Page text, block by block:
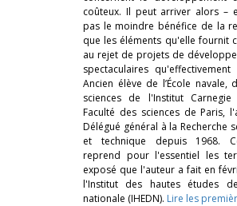
coûteux. Il peut arriver alors –
pas le moindre bénéfice de la
que les éléments qu'elle fournit
au rejet de projets de
spectaculaires qu'effectivement
Ancien élève de l’École navale,
sciences de l'Institut
Faculté des sciences de Paris,
Délégué général à la Recherche
et technique depuis 1968.
reprend pour l'essentiel les
exposé que l'auteur a fait en
l'Institut des hautes études
nationale (IHEDN). Lire les